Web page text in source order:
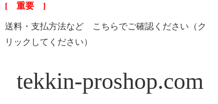
[ 重要 ]
送料・支払方法など こちらでご確認ください（ク
リックしてください）
tekkin-proshop.com